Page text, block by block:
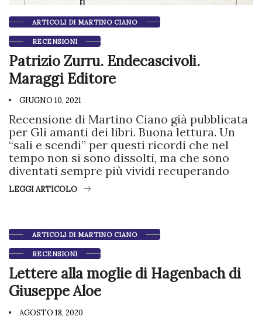
ARTICOLI DI MARTINO CIANO
RECENSIONI
Patrizio Zurru. Endecascivoli.
Maraggi Editore
GIUGNO 10, 2021
Recensione di Martino Ciano già pubblicata
per Gli amanti dei libri. Buona lettura. Un
“sali e scendi” per questi ricordi che nel
tempo non si sono dissolti, ma che sono
diventati sempre più vividi recuperando
LEGGI ARTICOLO
ARTICOLI DI MARTINO CIANO
RECENSIONI
Lettere alla moglie di Hagenbach di
Giuseppe Aloe
AGOSTO 18, 2020